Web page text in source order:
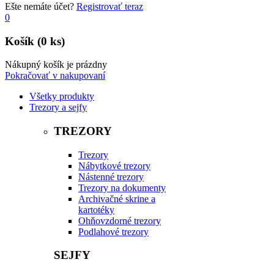
Ešte nemáte účet? Registrovať teraz
0
Košík (0 ks)
Nákupný košík je prázdny
Pokračovať v nakupovaní
Všetky produkty
Trezory a sejfy
TREZORY
Trezory
Nábytkové trezory
Nástenné trezory
Trezory na dokumenty
Archivačné skrine a
kartotéky
Ohňovzdorné trezory
Podlahové trezory
SEJFY